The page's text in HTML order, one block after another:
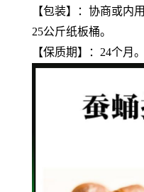
【包装】：协商或内
25公斤纸板桶。
【保质期】：24个月。